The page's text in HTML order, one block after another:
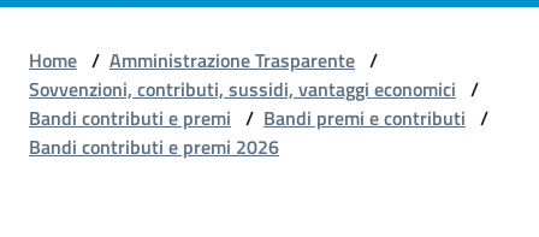
Avviare
Impresa
Home / Amministrazione Trasparente /
Sovvenzioni, contributi, sussidi, vantaggi economici /
Bandi contributi e premi / Bandi premi e contributi /
Bandi contributi e premi 2026